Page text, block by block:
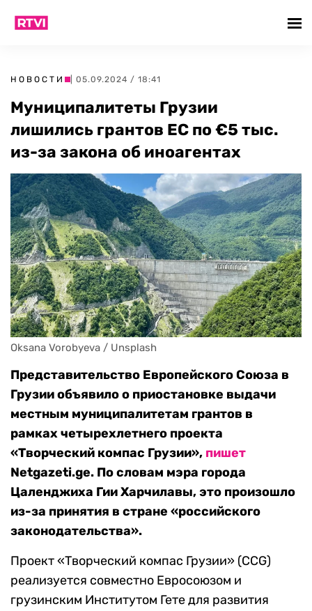
НОВОСТИ | 05.09.2024 / 18:41
Муниципалитеты Грузии
лишились грантов ЕС по €5 тыс.
из-за закона об иноагентах
Oksana Vorobyeva / Unsplash
Представительство Европейского Союза в
Грузии объявило о приостановке выдачи
местным муниципалитетам грантов в
рамках четырехлетнего проекта
«Творческий компас Грузии», пишет
Netgazeti.ge. По словам мэра города
Цаленджиха Гии Харчилавы, это произошло
из-за принятия в стране «российского
законодательства».
Проект «Творческий компас Грузии» (CCG)
реализуется совместно Евросоюзом и
грузинским Институтом Гете для развития